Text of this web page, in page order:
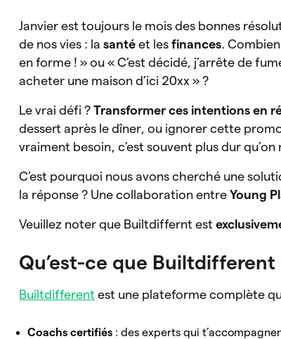
Janvier est toujours le mois des bonnes
de nos vies : lasanté et lesfinances.
en forme ! » ou « C’est décidé, j’arrête de
acheter une maison d’ici 20xx » ?
Le vrai défi ? Transformer ces intentions en
dessert après le dîner, ou ignorer cette
vraiment besoin, c’est souvent plus dur qu’on
C’est pourquoi nous avons cherché une
la réponse ? Une collaboration entreYoung
Veuillez noter que Builtdiffernt est
Qu’est-ce que Builtdifferent
Builtdifferent est une plateforme complète
Coachs certifiés : des experts qui